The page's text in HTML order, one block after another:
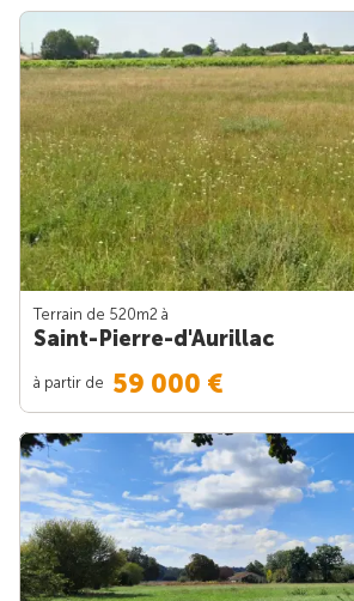
Terrain de 520m2 à
Saint-Pierre-d'Aurillac
à partir de 59 000 €